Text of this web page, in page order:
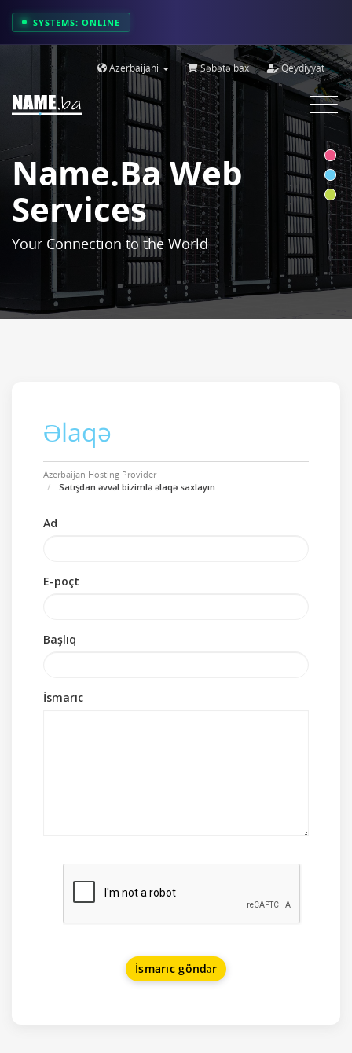
SYSTEMS: ONLINE
Azerbaijani Səbətə bax Qeydiyyat
Toggle
Name.ba Web
Services
Your Connection to the World
Əlaqə
Azerbaijan Hosting Provider
Satışdan əvvəl bizimlə əlaqə saxlayın
Ad
E-poçt
Başlıq
İsmarıc
İsmarıc göndər